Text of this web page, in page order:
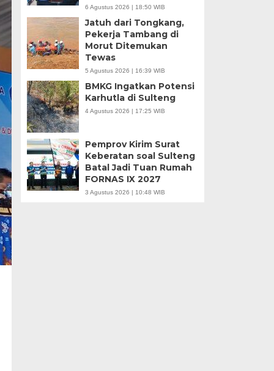
6 Agustus 2026 | 18:50 WIB
Jatuh dari Tongkang,
Pekerja Tambang di
Morut Ditemukan
Tewas
5 Agustus 2026 | 16:39 WIB
BMKG Ingatkan Potensi
Karhutla di Sulteng
4 Agustus 2026 | 17:25 WIB
Pemprov Kirim Surat
Keberatan soal Sulteng
Batal Jadi Tuan Rumah
FORNAS IX 2027
3 Agustus 2026 | 10:48 WIB